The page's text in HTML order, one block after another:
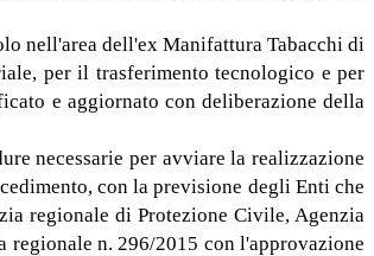
nell'area dell'ex Manifattura Tabacchi di
per il trasferimento tecnologico e per
e aggiornato con deliberazione della
necessarie per avviare la realizzazione
con la previsione degli Enti che
regionale di Protezione Civile, Agenzia
n. 296/2015 con l'approvazione